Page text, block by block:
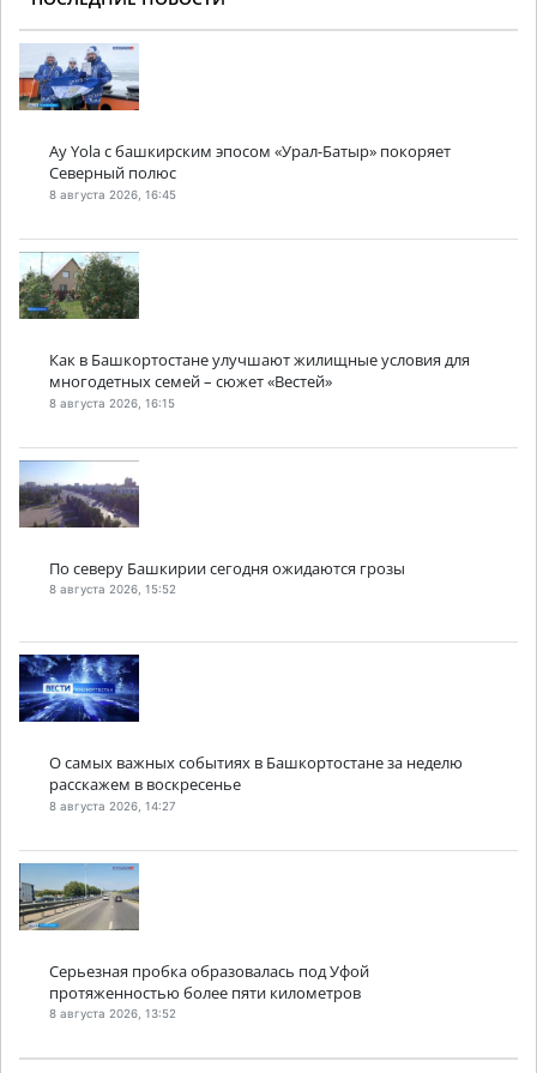
Ay Yola с башкирским эпосом «Урал-Батыр» покоряет
Северный полюс
8 августа 2026, 16:45
Как в Башкортостане улучшают жилищные условия для
многодетных семей – сюжет «Вестей»
8 августа 2026, 16:15
По северу Башкирии сегодня ожидаются грозы
8 августа 2026, 15:52
О самых важных событиях в Башкортостане за неделю
расскажем в воскресенье
8 августа 2026, 14:27
Серьезная пробка образовалась под Уфой
протяженностью более пяти километров
8 августа 2026, 13:52